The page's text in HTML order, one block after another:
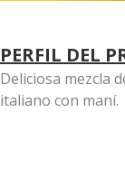
PERFIL DEL
Deliciosa mezcla
italiano con maní.